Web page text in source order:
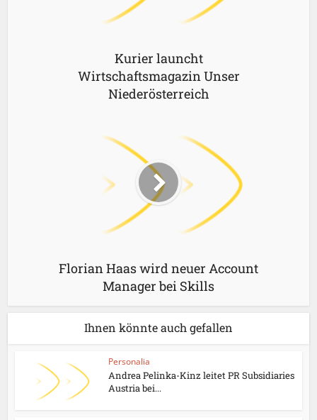
Kurier launcht
Wirtschaftsmagazin Unser
Niederösterreich
Florian Haas wird neuer Account
Manager bei Skills
Ihnen könnte auch gefallen
Personalia
Andrea Pelinka-Kinz leitet PR Subsidiaries
Austria bei...